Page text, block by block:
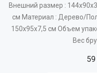
Внешний размер :
см Материал : Дерево/
150х95х7,5 см Объем
Вес